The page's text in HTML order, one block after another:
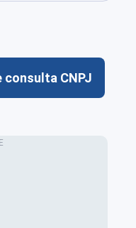
consulta CNPJ